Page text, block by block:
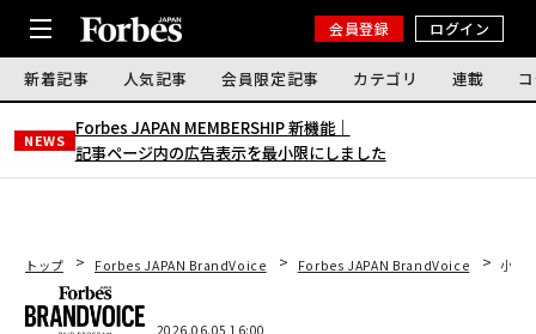
会員登録 ログイン
新着記事 人気記事 会員限定記事 カテゴリ 連載
NEWS
Forbes JAPAN MEMBERSHIP 新機能｜
記事ページ内の広告表示を最小限にしました
トップ Forbes JAPAN BrandVoice Forbes JAPAN BrandVoice 小さ
2026.06.05 16:00